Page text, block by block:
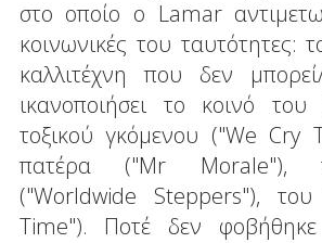
στο οποίο ο Lamar
κοινωνικές του ταυτότητες:
καλλιτέχνη που δεν
ικανοποιήσει το κοινό
τοξικού γκόμενου ("We Cry
πατέρα ("Mr Morale"),
("Worldwide Steppers"),
Time"). Ποτέ δεν